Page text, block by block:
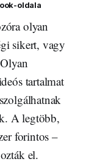
oldala
olyan
sikert, vagy
tartalmat
A legtöbb,
forintos –
el.